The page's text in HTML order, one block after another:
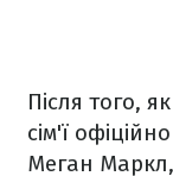
Після того,
сім'ї
Меган Маркл,